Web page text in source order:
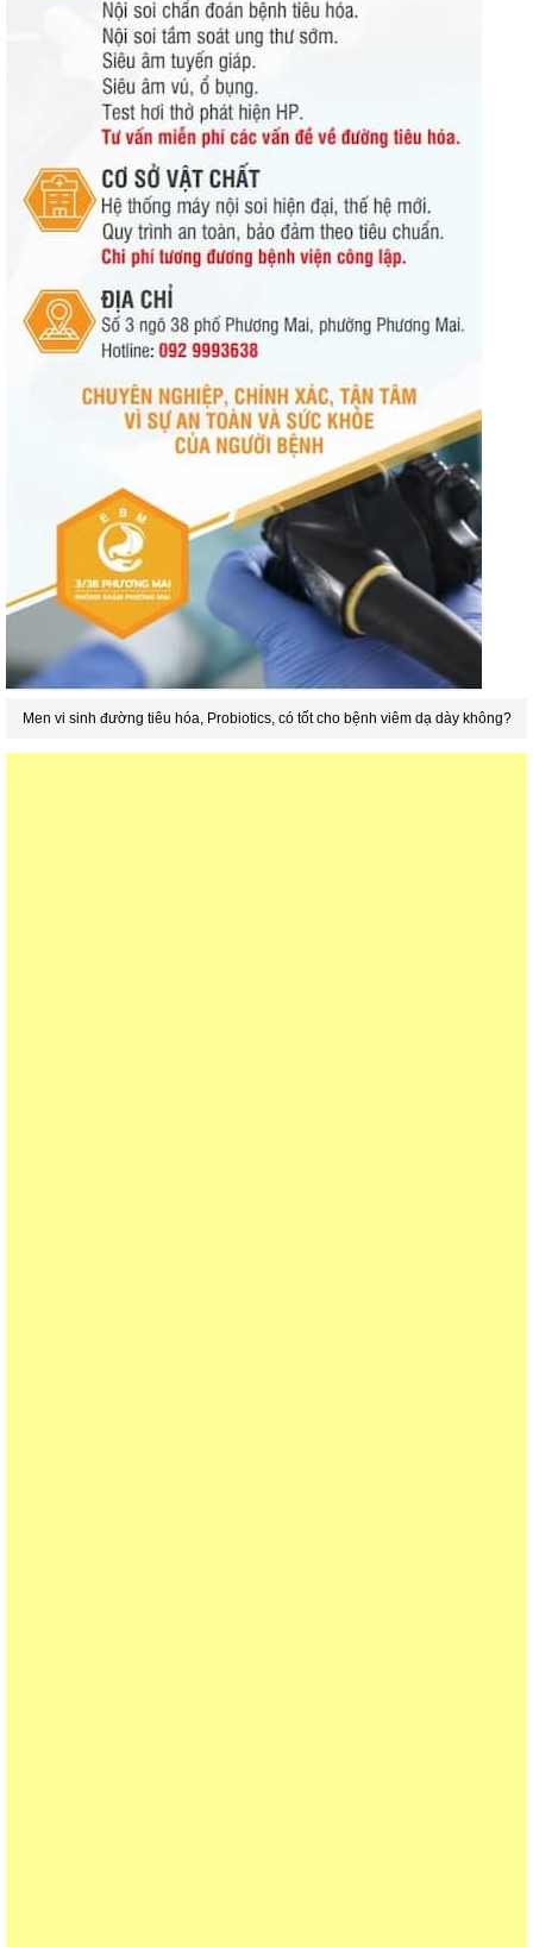
Men vi sinh đường tiêu hóa, Probiotics, có tốt cho bệnh viêm dạ dày không?